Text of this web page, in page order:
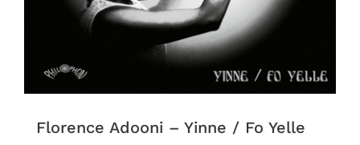
Florence Adooni – Yinne / Fo Yelle